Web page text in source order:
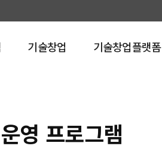
기술창업 기술창업플랫폼
영 프로그램